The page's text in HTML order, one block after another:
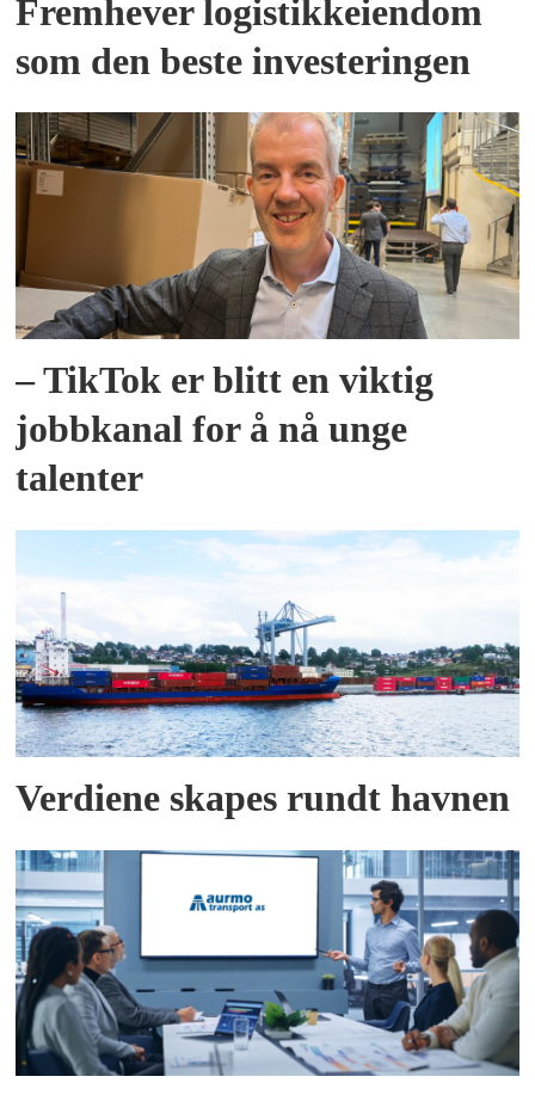
Fremhever logistikkeiendom
som den beste investeringen
– TikTok er blitt en viktig
jobbkanal for å nå unge
talenter
Verdiene skapes rundt havnen